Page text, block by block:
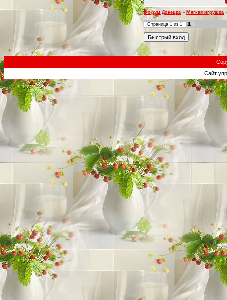
Форум Донецка » Мягкая игрушка
Страница 1 из 1 1
Сайт